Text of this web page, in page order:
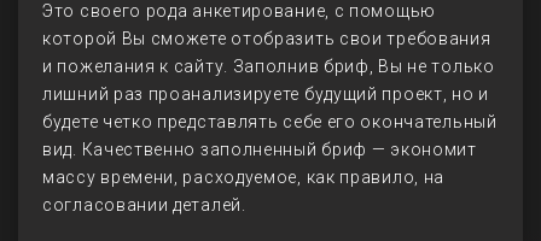
Это своего рода анкетирование, с помощью
которой Вы сможете отобразить свои требования
и пожелания к сайту. Заполнив бриф, Вы не только
лишний раз проанализируете будущий проект, но и
будете четко представлять себе его окончательный
вид. Качественно заполненный бриф — экономит
массу времени, расходуемое, как правило, на
согласовании деталей.